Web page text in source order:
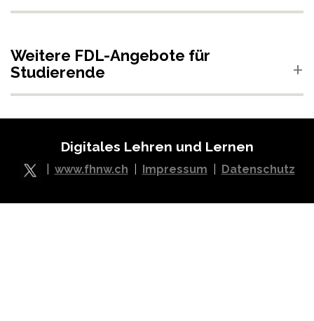
Weitere FDL-Angebote für
Studierende
Digitales Lehren und Lernen
www.fhnw.ch Impressum Datenschutz